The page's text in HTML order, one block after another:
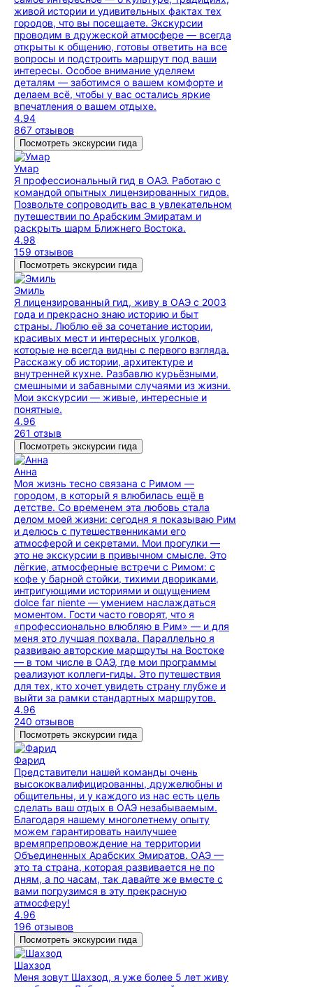
живой истории и удивительных фактах тех
городов, что вы посещаете. Экскурсии
проводим в дружеской атмосфере — всегда
открыты к общению, готовы ответить на все
вопросы и подстроить маршрут под ваши
интересы. Особое внимание уделяем
деталям — заботимся о вашем комфорте и
делаем всё, чтобы у вас остались яркие
впечатления о вашем отдыхе.
4.94
867 отзывов
Посмотреть экскурсии гида
Умар
Я профессиональный гид в ОАЭ. Работаю с
командой опытных лицензированных гидов.
Позвольте сопроводить вас в увлекательном
путешествии по Арабским Эмиратам и
раскрыть шарм Ближнего Востока.
4.98
159 отзывов
Посмотреть экскурсии гида
Эмиль
Я лицензированный гид, живу в ОАЭ с 2003
года и прекрасно знаю историю и быт
страны. Люблю её за сочетание истории,
красивых мест и интересных уголков,
которые не всегда видны с первого взгляда.
Расскажу об истории, архитектуре и
внутренней кухне. Разбавлю курьёзными,
смешными и забавными случаями из жизни.
Мои экскурсии — живые, интересные и
понятные.
4.96
261 отзыв
Посмотреть экскурсии гида
Анна
Моя жизнь тесно связана с Римом —
городом, в который я влюбилась ещё в
детстве. Со временем эта любовь стала
делом моей жизни: сегодня я показываю Рим
и делюсь с путешественниками его
атмосферой и секретами. Мои прогулки —
это не экскурсии в привычном смысле. Это
лёгкие, атмосферные встречи с Римом: с
кофе у барной стойки, тихими двориками,
интригующими историями и ощущением
dolce far niente — умением наслаждаться
моментом. Гости часто говорят, что я
«профессионально влюбляю в Рим» — и для
меня это лучшая похвала. Параллельно я
развиваю авторские маршруты на Востоке
— в том числе в ОАЭ, где мои программы
реализуют коллеги-гиды. Это путешествия
для тех, кто хочет увидеть страну глубже и
выйти за рамки стандартных маршрутов.
4.96
240 отзывов
Посмотреть экскурсии гида
Фарид
Представители нашей команды очень
высококвалифицированны, дружелюбны и
общительны, и у каждого из нас есть цель
сделать ваш отдых в ОАЭ незабываемым.
Благодаря нашему многолетнему опыту
можем гарантировать наилучшее
времяпрепровождение на территории
Объединенных Арабских Эмиратов. ОАЭ —
это та страна, которая развивается не по
дням, а по часам, так давайте же вместе с
вами погрузимся в эту прекрасную
атмосферу!
4.96
196 отзывов
Посмотреть экскурсии гида
Шахзод
Меня зовут Шахзод, я уже более 5 лет живу